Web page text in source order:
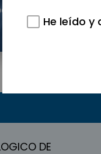
that drive
DE
He leído y